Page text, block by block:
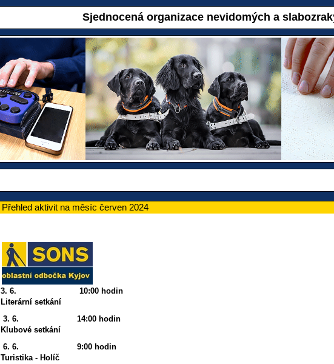
Sjednocená organizace nevidomých a
Přehled aktivit na měsíc červen 2024
3. 6. 10:00 hodin
Literární setkání
3. 6. 14:00 hodin
Klubové setkání
6. 6. 9:00 hodin
Turistika - Holíč